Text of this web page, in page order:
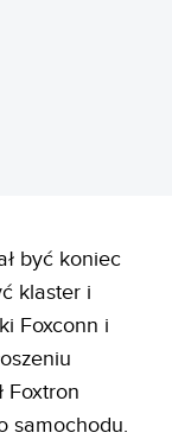
być koniec
klaster i
Foxconn i
Foxtron
samochodu.